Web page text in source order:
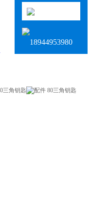
18944953980